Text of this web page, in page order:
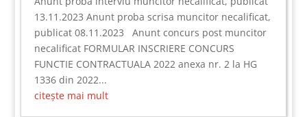
13.11.2023 Anunt proba scrisa muncitor necalificat,
publicat 08.11.2023 Anunt concurs post muncitor
necalificat FORMULAR INSCRIERE CONCURS
FUNCTIE CONTRACTUALA 2022 anexa nr. 2 la HG
1336 din 2022...
citește mai mult